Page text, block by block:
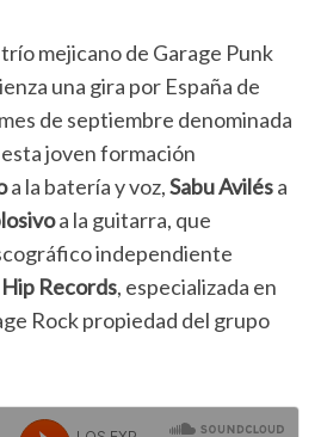
mejicano de Garage Punk
una gira por España de
de septiembre denominada
joven formación
a la batería y voz,Sabu Avilésa
a la guitarra, que
independiente
Records, especializada en
Rock propiedad del grupo